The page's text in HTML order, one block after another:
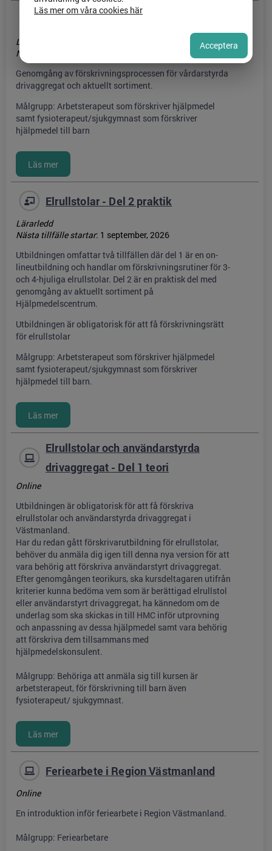
Drivaggregat - vårdarstyrda
Lärarledd
Nästa tillfälle startar
Genomgång av förskrivningsprocessen för vårdarstyrda
drivaggregat och aktuellt sortiment.
Målgrupp: Arbetsterapeut som förskriver hjälpmedel
samt fysioterapeut/sjukgymnast som förskriver
hjälpmedel till barn
Elrullstolar - Del 2 praktik
Lärarledd
Nästa tillfälle startar: 1 september, 2026
Utbildningen omfattar två tillfällen där del 1 är en on-
lineutbildning och handlar om förskrivningsrutiner för 3-
och 4-hjuliga elrullstolar. Del 2 är en praktisk del med
genomgång av aktuellt sortiment på
Hjälpmedelscentrum.
Utbildningen är obligatorisk för att få förskrivningsrätt
för elrullstolar
Målgrupp: Arbetsterapeut som förskriver hjälpmedel
samt fysioterapeut/sjukgymnast som förskriver
hjälpmedel till barn.
Elrullstolar och användarstyrda
drivaggregat - Del 1 teori
Online
Utbildningen är obligatorisk för att få förskriva
elrullstolar och användarstyrda drivaggregat i
Västmanland.
Har du redan gått förskrivarutbildning för elrullstolar,
behöver du anmäla dig igen till denna nya version för att
vara behörig att förskriva användarstyrt drivaggregat.
Efter genomgången teorikurs, ska kursdeltagaren utifrån
kriterier kunna bedöma vem som är berättigad elrullstol
eller användarstyrt drivaggregat, ha kännedom om de
underlag som ska skickas in till HMC inför utprovning
och anpassning av dessa hjälpmedel samt vara behörig
att förskriva dem tillsammans med
hjälpmedelskonsulent.
Målgrupp: Behöriga att anmäla sig till kursen är
arbetsterapeut, för förskrivning till barn även
fysioterapeut/ sjukgymnast.
Feriearbete i Region Västmanland
Online
En introduktion inför feriearbete i Region Västmanland.
Målgrupp: Feriearbetare
Läs mer om våra cookies här
Acceptera